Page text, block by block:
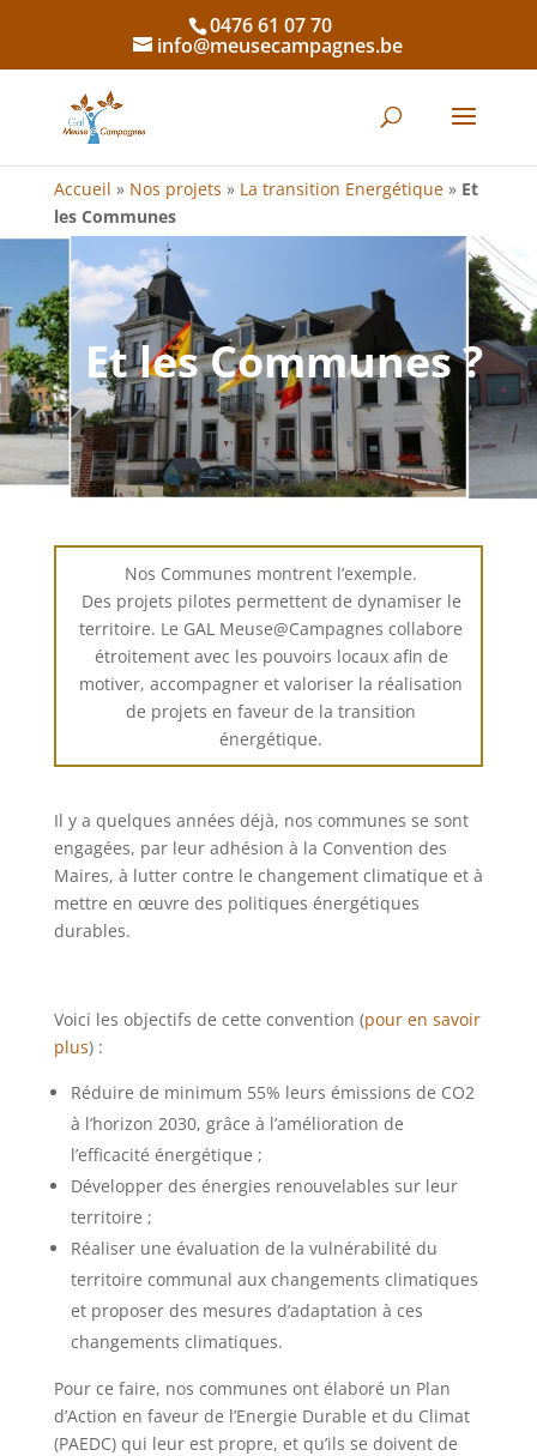
0476 61 07 70
info@meusecampagnes.be
Accueil » Nos projets » La transition Energétique» Et
les Communes
Et les Communes ?
Nos Communes montrent l’exemple.
Des projets pilotes permettent de dynamiser le
territoire. Le GAL Meuse@Campagnes collabore
étroitement avec les pouvoirs locaux afin de
motiver, accompagner et valoriser la réalisation
de projets en faveur de la transition
énergétique.
Il y a quelques années déjà, nos communes se sont
engagées, par leur adhésion à la Convention des
Maires, à lutter contre le changement climatique et à
mettre en œuvre des politiques énergétiques
durables.
Voici les objectifs de cette convention (pour en savoir
plus) :
Réduire de minimum 55% leurs émissions de CO2
à l’horizon 2030, grâce à l’amélioration de
l’efficacité énergétique ;
Développer des énergies renouvelables sur leur
territoire ;
Réaliser une évaluation de la vulnérabilité du
territoire communal aux changements climatiques
et proposer des mesures d’adaptation à ces
changements climatiques.
Pour ce faire, nos communes ont élaboré un Plan
d’Action en faveur de l’Energie Durable et du Climat
(PAEDC) qui leur est propre, et qu’ils se doivent de